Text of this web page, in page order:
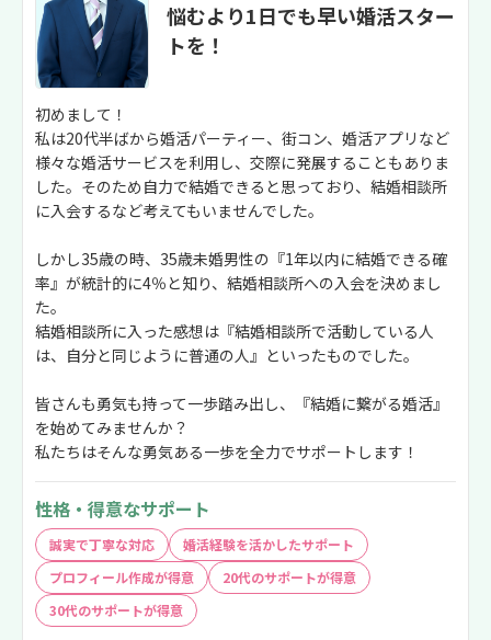
悩むより1日でも早い婚活スター
トを！
初めまして！
私は20代半ばから婚活パーティー、街コン、婚活アプリなど
様々な婚活サービスを利用し、交際に発展することもありま
した。そのため自力で結婚できると思っており、結婚相談所
に入会するなど考えてもいませんでした。
しかし35歳の時、35歳未婚男性の『1年以内に結婚できる確
率』が統計的に4％と知り、結婚相談所への入会を決めまし
た。
結婚相談所に入った感想は『結婚相談所で活動している人
は、自分と同じように普通の人』といったものでした。
皆さんも勇気も持って一歩踏み出し、『結婚に繋がる婚活』
を始めてみませんか？
私たちはそんな勇気ある一歩を全力でサポートします！
性格・得意なサポート
誠実で丁寧な対応
婚活経験を活かしたサポート
プロフィール作成が得意
20代のサポートが得意
30代のサポートが得意